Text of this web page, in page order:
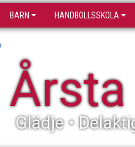
BARN HANDBOLLSSKOLA
Glädje •